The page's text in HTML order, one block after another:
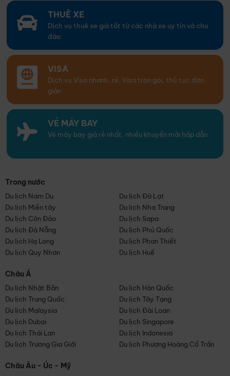
THUÊ XE
Dịch vụ thuê xe giá tốt từ các nhà xe uy tín và chu
đáo
VISA
Dịch vụ Visa nhanh, rẻ. Visa trọn gói, thủ tục đơn
giản
VÉ MÁY BAY
Vé máy bay giá rẻ nhất, nhiều khuyến mãi hấp dẫn
Trong nước
Du lịch Nam Du
Du lịch Đà Lạt
Du lịch Miền tây
Du lịch Nha Trang
Du lịch Côn Đảo
Du lịch Sapa
Du lịch Đà Nẵng
Du lịch Phú Quốc
Du lịch Hạ Long
Du lịch Phan Thiết
Du lịch Quy Nhơn
Du lịch Huế
Châu Á
Du lịch Nhật Bản
Du lịch Hàn Quốc
Du lịch Trung Quốc
Du lịch Tây Tạng
Du lịch Malaysia
Du lịch Đài Loan
Du lịch Dubai
Du lịch Singapore
Du lịch Thái Lan
Du lịch Indonesia
Du lịch Trương Gia Giới
Du lịch Phượng Hoàng Cổ Trấn
Châu Âu - Úc - Mỹ